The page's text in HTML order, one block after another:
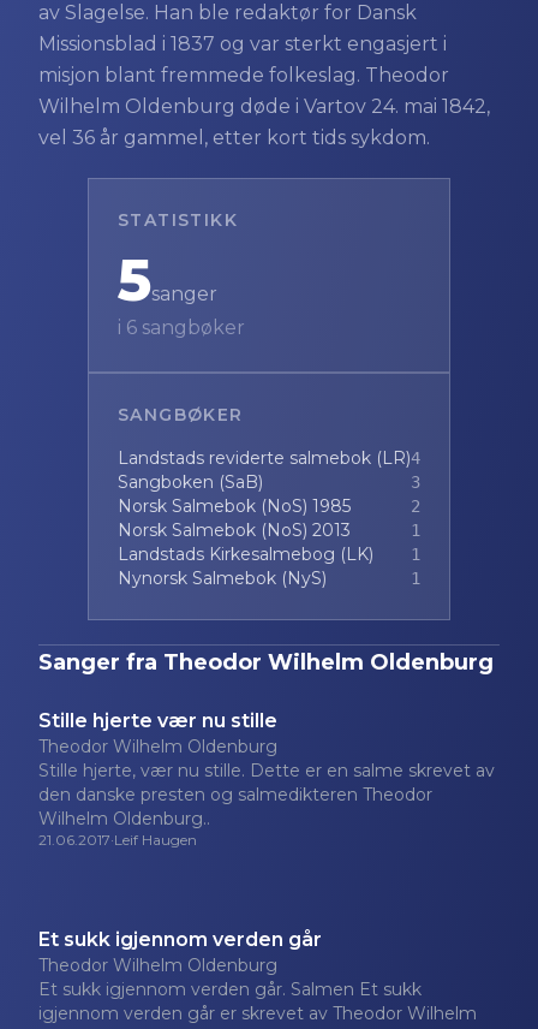
av Slagelse. Han ble redaktør for Dansk
Missionsblad i 1837 og var sterkt engasjert i
misjon blant fremmede folkeslag. Theodor
Wilhelm Oldenburg døde i Vartov 24. mai 1842,
vel 36 år gammel, etter kort tids sykdom.
STATISTIKK
5sanger
i 6 sangbøker
SANGBØKER
Landstads reviderte salmebok (LR)4
Sangboken (SaB) 3
Norsk Salmebok (NoS) 1985 2
Norsk Salmebok (NoS) 2013 1
Landstads Kirkesalmebog (LK) 1
Nynorsk Salmebok (NyS) 1
Sanger fra Theodor Wilhelm Oldenburg
Stille hjerte vær nu stille
Theodor Wilhelm Oldenburg
Stille hjerte, vær nu stille. Dette er en salme skrevet av
den danske presten og salmedikteren Theodor
Wilhelm Oldenburg..
21.06.2017·Leif Haugen
Et sukk igjennom verden går
Theodor Wilhelm Oldenburg
Et sukk igjennom verden går. Salmen Et sukk
igjennom verden går er skrevet av Theodor Wilhelm